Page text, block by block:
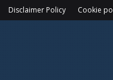
Disclaimer Policy Cookie